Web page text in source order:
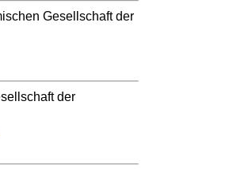
Gesellschaft der
der